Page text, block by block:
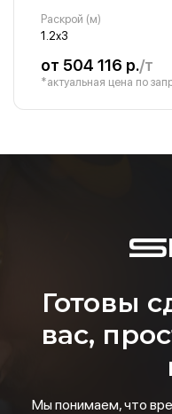
Раскрой (м)
1.2х3
от 504 116 р./т
*актуальная цена по
Готовы
вас,
Мы понимаем, что